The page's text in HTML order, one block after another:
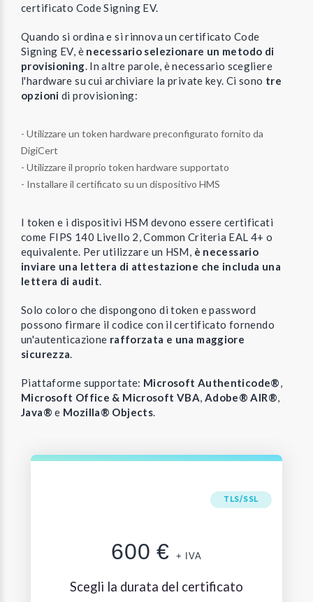
certificato Code Signing EV.
Quando si ordina e si rinnova un certificato Code
Signing EV, è necessario selezionare un metodo di
provisioning. In altre parole, è necessario scegliere
l'hardware su cui archiviare la private key. Ci sono tre
opzioni di provisioning:
- Utilizzare un token hardware preconfigurato fornito da
DigiCert
- Utilizzare il proprio token hardware supportato
- Installare il certificato su un dispositivo HMS
I token e i dispositivi HSM devono essere certificati
come FIPS 140 Livello 2, Common Criteria EAL 4+ o
equivalente. Per utilizzare un HSM, è necessario
inviare una lettera di attestazione che includa una
lettera di audit.
Solo coloro che dispongono di token e password
possono firmare il codice con il certificato fornendo
un'autenticazione rafforzata e una maggiore
sicurezza.
Piattaforme supportate: Microsoft Authenticode®,
Microsoft Office & Microsoft VBA, Adobe® AIR®,
Java® e Mozilla® Objects.
TLS/SSL
600 € + IVA
Scegli la durata del certificato